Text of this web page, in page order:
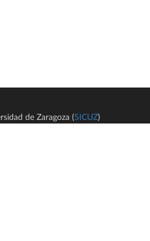
de Zaragoza (SICUZ)